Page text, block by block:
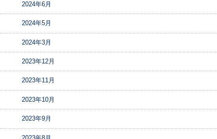
2024年6月
2024年5月
2024年3月
2023年12月
2023年11月
2023年10月
2023年9月